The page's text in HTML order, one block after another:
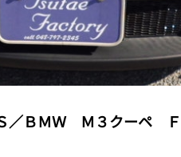
／ＢＭＷ Ｍ３クーペ